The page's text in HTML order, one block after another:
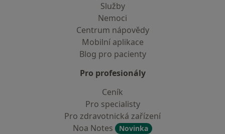
Služby
Nemoci
Centrum nápovědy
Mobilní aplikace
Blog pro pacienty
Pro profesionály
Ceník
Pro specialisty
Pro zdravotnická zařízení
Noa Notes
Novinka